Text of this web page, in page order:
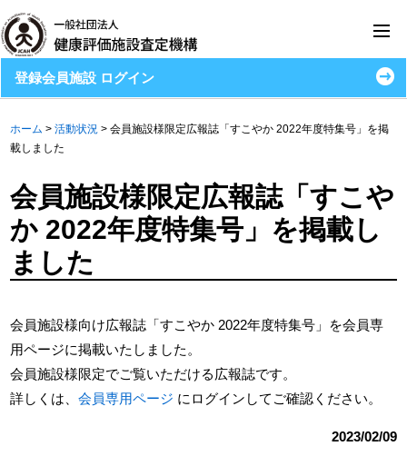
登録会員施設 ログイン
ホーム >活動状況 >会員施設様限定広報誌「すこやか 2022年度特集号」を掲
載しました
会員施設様限定広報誌「すこや
か 2022年度特集号」を掲載し
ました
会員施設様向け広報誌「すこやか 2022年度特集号」を会員専
用ページに掲載いたしました。
会員施設様限定でご覧いただける広報誌です。
詳しくは、会員専用ページ にログインしてご確認ください。
2023/02/09